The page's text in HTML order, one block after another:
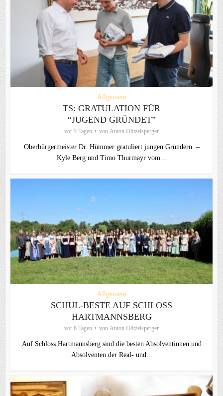
Allgemein
TS: GRATULATION FÜR
“JUGEND GRÜNDET”
vor 5 Tagen von Anton Hötzelsperger
Oberbürgermeister Dr. Hümmer gratuliert jungen Gründern –
Kyle Berg und Timo Thurmayr vom...
Allgemein
SCHUL-BESTE AUF SCHLOSS
HARTMANNSBERG
vor 6 Tagen von Anton Hötzelsperger
Auf Schloss Hartmannsberg sind die besten Absolventinnen und
Absolventen der Real- und...